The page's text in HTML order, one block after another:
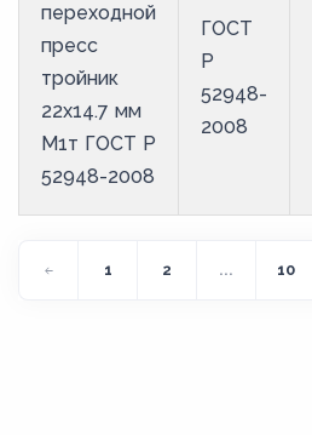
переходной
пресс
тройник
22х14.7 мм
М1т ГОСТ Р
52948-2008
ГОСТ
Р
52948-
2008
1 2 ... 10